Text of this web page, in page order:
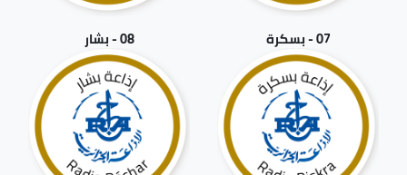
07 - بسكرة 08 - بشار